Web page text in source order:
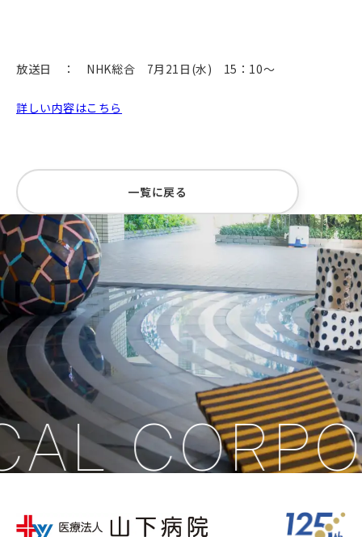
放送日 ： NHK総合 7月21日(水) 15：10～
詳しい内容はこちら
一覧に戻る